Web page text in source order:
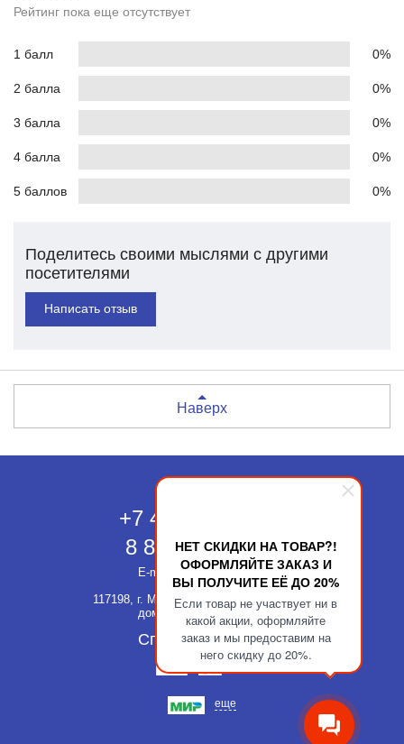
НЕТ СКИДКИ НА ТОВАР?!
ОФОРМЛЯЙТЕ ЗАКАЗ И
ВЫ ПОЛУЧИТЕ ЕЁ ДО 20%
Если товар не участвует ни в
какой акции, оформляйте
заказ и мы предоставим на
него скидку до 20%.
Рейтинг пока еще отсутствует
1 балл 0%
2 балла 0%
3 балла 0%
4 балла 0%
5 баллов 0%
Поделитесь своими мыслями с другими
посетителями
Написать отзыв
Наверх
+7 495 118-43-83
8 800 511-52-66
E-mail:
info@kupatika.ru
117198, г. Москва, ул. Миклухо-Маклая,
дом 8, стр. 3, офис 311
Способы оплаты
еще